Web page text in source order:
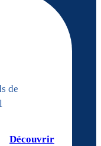
de
Découvrir